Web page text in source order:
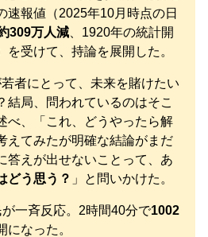
かけパスタ店も割烹店もピンチ→
ｗｗｗ
漏れ 乃木坂46運営会社の株式を
ノース・リバー】【窪田康志】
漏れ 乃木坂46運営会社の株式を
ノース・リバー】【窪田康志】
速報値（2025年10月時点の日
309万人減 、1920年の統計開
を受けて、持論を展開した。
者にとって、未来を賭けたい
結局、問われているのはそこ
べ、「これ、どうやったら解
えてみたが明確な結論がまだ
答えが出せないことって、あ
どう思う？ 」と問いかけた。
一斉反応。2時間40分で1002
になった。